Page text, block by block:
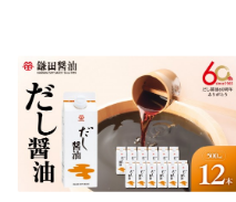
ティースマイル】